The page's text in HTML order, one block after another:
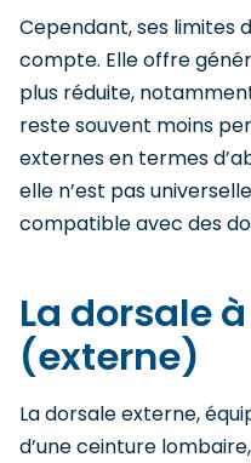
Cependant, ses limites
compte. Elle offre
plus réduite,
reste souvent moins
externes en termes
elle n’est pas
compatible avec des
La dorsale
(externe)
La dorsale externe,
d’une ceinture